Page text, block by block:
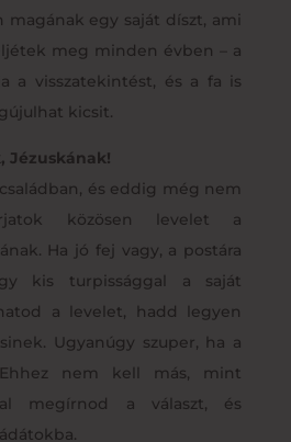
magának egy saját díszt, ami
meg minden évben – a
a visszatekintést, és a fa is
kicsit.
Jézuskának!
és eddig még nem
közösen levelet a
Ha jó fej vagy, a postára
kis turpissággal a saját
a levelet, hadd legyen
Ugyanúgy szuper, ha a
nem kell más, mint
megírnod a választ, és